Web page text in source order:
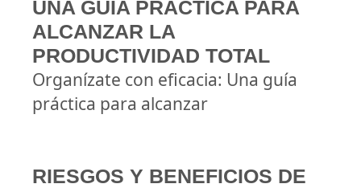
UNA GUÍA PRÁCTICA PARA
ALCANZAR LA
PRODUCTIVIDAD TOTAL
Organízate con eficacia: Una guía
práctica para alcanzar
RIESGOS Y BENEFICIOS DE